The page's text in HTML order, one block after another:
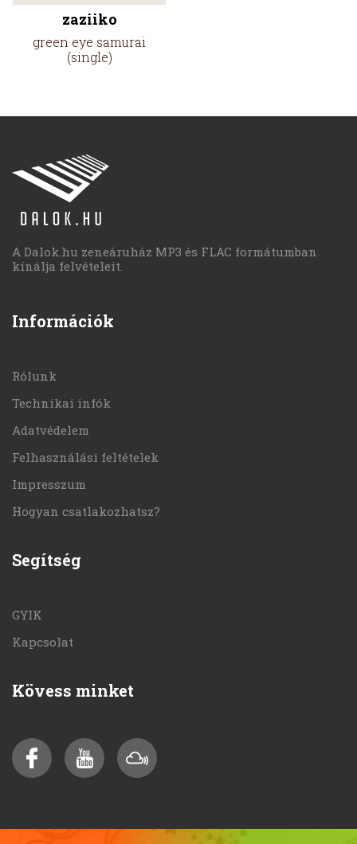
zaziiko
green eye samurai
(single)
A Dalok.hu zeneáruház MP3 és FLAC formátumban
kínálja felvételeit.
Információk
Rólunk
Technikai infók
Adatvédelem
Felhasználási feltételek
Impresszum
Hogyan csatlakozhatsz?
Segítség
GYIK
Kapcsolat
Kövess minket